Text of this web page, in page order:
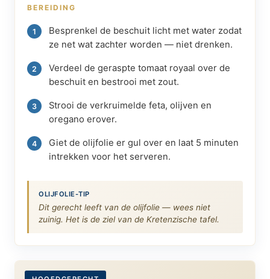
BEREIDING
Besprenkel de beschuit licht met water zodat
ze net wat zachter worden — niet drenken.
Verdeel de geraspte tomaat royaal over de
beschuit en bestrooi met zout.
Strooi de verkruimelde feta, olijven en
oregano erover.
Giet de olijfolie er gul over en laat 5 minuten
intrekken voor het serveren.
OLIJFOLIE-TIP
Dit gerecht leeft van de olijfolie — wees niet
zuinig. Het is de ziel van de Kretenzische tafel.